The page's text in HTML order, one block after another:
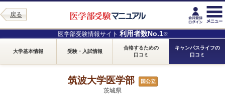
戻る
医学部受験情報サイト 利用者数No.1※
大学基本情報 受験・入試情報
合格するための
口コミ
キャンパスライフの
口コミ
筑波大学医学部 国公立
茨城県